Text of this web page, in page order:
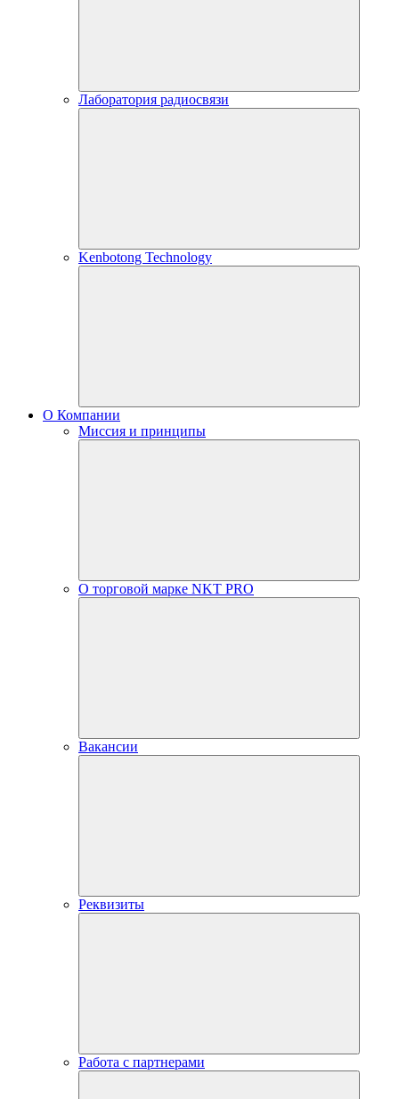
Лаборатория радиосвязи
Kenbotong Technology
О Компании
Миссия и принципы
О торговой марке NKT PRO
Вакансии
Реквизиты
Работа с партнерами